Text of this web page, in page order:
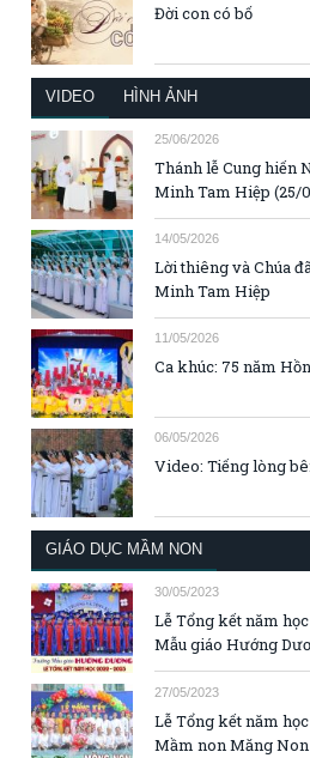
Đời con có bố
VIDEO HÌNH ẢNH
25/06/2026
Thánh lễ Cung hiến
Minh Tam Hiệp (25/
14/05/2026
Lời thiêng và Chúa
Minh Tam Hiệp
11/05/2026
Ca khúc: 75 năm
06/05/2026
Video: Tiếng lòng
GIÁO DỤC MẦM NON
30/05/2023
Lễ Tổng kết năm
Mẫu giáo Hướng
27/05/2023
Lễ Tổng kết năm
Mầm non Măng Non